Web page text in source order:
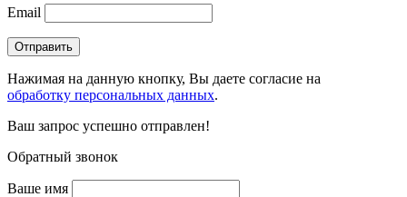
Email
Нажимая на данную кнопку, Вы даете согласие на
обработку персональных данных.
Ваш запрос успешно отправлен!
Обратный звонок
Ваше имя